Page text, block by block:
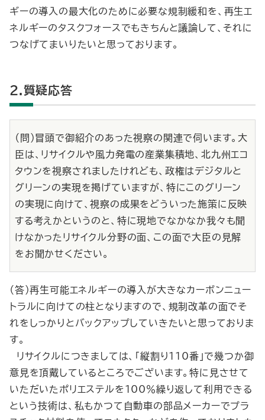
ギーの導入の最大化のために必要な規制緩和を、再生エ
ネルギーのタスクフォースでもきちんと議論して、それに
つなげてまいりたいと思っております。
2.質疑応答
（問）冒頭で御紹介のあった視察の関連で伺います。大
臣は、リサイクルや風力発電の産業集積地、北九州エコ
タウンを視察されましたけれども、政権はデジタルと
グリーンの実現を掲げていますが、特にこのグリーン
の実現に向けて、視察の成果をどういった施策に反映
する考えかというのと、特に現地でなかなか我々も聞
けなかったリサイクル分野の面、この面で大臣の見解
をお聞かせください。
（答）再生可能エネルギーの導入が大きなカーボンニュー
トラルに向けての柱となりますので、規制改革の面でそ
れをしっかりとバックアップしていきたいと思っておりま
す。
リサイクルにつきましては、「縦割り110番」で幾つか御
意見を頂戴しているところでございます。特に見させて
いただいたポリエステルを100％繰り返して利用できる
という技術は、私もかつて自動車の部品メーカーでプラ